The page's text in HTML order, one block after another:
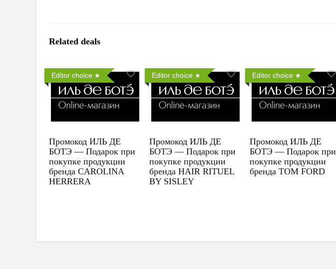
Related deals
Editor choice
Промокод ИЛЬ ДЕ
БОТЭ — Подарок при
покупке продукции
бренда CAROLINA
HERRERA
Editor choice
Промокод ИЛЬ ДЕ
БОТЭ — Подарок при
покупке продукции
бренда HAIR RITUEL
BY SISLEY
Editor choice
Промокод ИЛЬ ДЕ
БОТЭ — Подарок при
покупке продукции
бренда TOM FORD